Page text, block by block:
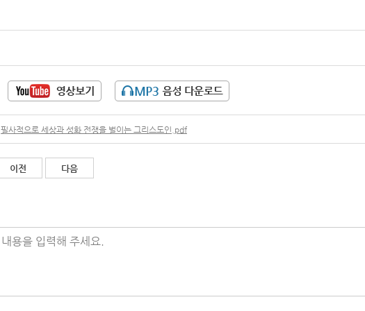
필사적으로 세상과 성화 전쟁을 벌이는 그리스도인.pdf
이전 다음
내용을 입력해 주세요.